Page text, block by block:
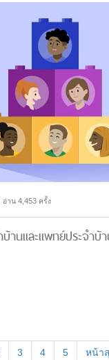
อ่าน 4,453 ครั้ง
บ้านและแพทย์ประจำบ้
3 4 5 หน้า